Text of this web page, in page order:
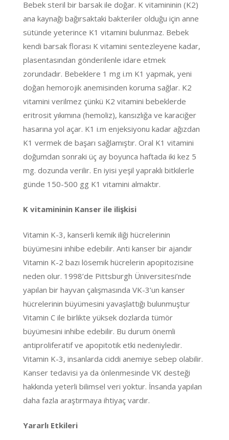
Bebek steril bir barsak ile doğar. K vitamininin (K2)
ana kaynağı bağırsaktaki bakteriler olduğu için anne
sütünde yeterince K1 vitamini bulunmaz. Bebek
kendi barsak florası K vitamini sentezleyene kadar,
plasentasından gönderilenle idare etmek
zorundadır. Bebeklere 1 mg i.m K1 yapmak, yeni
doğan hemorojik anemisinden koruma sağlar. K2
vitamini verilmez çünkü K2 vitamini bebeklerde
eritrosit yıkımına (hemoliz), kansızlığa ve karaciğer
hasarına yol açar. K1 i.m enjeksiyonu kadar ağızdan
K1 vermek de başarı sağlamıştır. Oral K1 vitamini
doğumdan sonraki üç ay boyunca haftada iki kez 5
mg. dozunda verilir. En iyisi yeşil yapraklı bitkilerle
günde 150-500 gg K1 vitamini almaktır.
K vitamininin Kanser ile ilişkisi
Vitamin K-3, kanserli kemik iliği hücrelerinin
büyümesini inhibe edebilir. Anti kanser bir ajandır
Vitamin K-2 bazı lösemik hücrelerin apopitozisine
neden olur. 1998’de Pittsburgh Üniversitesi’nde
yapılan bir hayvan çalışmasında VK-3’un kanser
hücrelerinin büyümesini yavaşlattığı bulunmuştur
Vitamin C ile birlikte yüksek dozlarda tümör
büyümesini inhibe edebilir. Bu durum önemli
antiproliferatif ve apopitotik etki nedeniyledir.
Vitamin K-3, insanlarda ciddi anemiye sebep olabilir.
Kanser tedavisi ya da önlenmesinde VK desteği
hakkında yeterli bilimsel veri yoktur. İnsanda yapılan
daha fazla araştırmaya ihtiyaç vardır.
Yararlı Etkileri